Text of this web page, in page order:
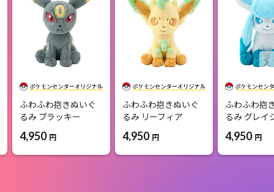
ふわふわ抱きぬいぐ
るみ ブラッキー
4,950 円
ふわふわ抱きぬいぐ
るみ リーフィア
4,950 円
ふわふわ抱
るみ グレイ
4,950 円